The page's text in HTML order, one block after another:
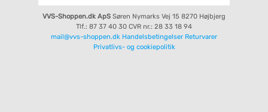
VVS-Shoppen.dk ApS Søren Nymarks Vej 15 8270 Højbjerg
Tlf.: 87 37 40 30 CVR nr.: 28 33 18 94
mail@vvs-shoppen.dk Handelsbetingelser Returvarer
Privatlivs- og cookiepolitik